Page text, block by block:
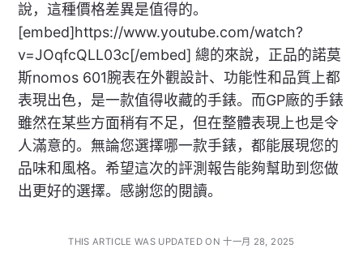
說，這種價格差異是值得的。
[embed]https://www.youtube.com/watch?
v=JOqfcQLL03c[/embed] 總的來說，正品的諾莫
斯nomos 601腕表在外觀設計、功能性和品質上都
表現出色，是一款值得收藏的手錶。而GP廠的手錶
雖然在某些方面稍有不足，但在整體表現上也是令
人滿意的。無論您選擇哪一款手錶，都能展現您的
品味和風格。希望這次的評測報告能夠幫助到您做
出更好的選擇。感謝您的閱讀。
THIS ARTICLE WAS UPDATED ON 十一月 28, 2025